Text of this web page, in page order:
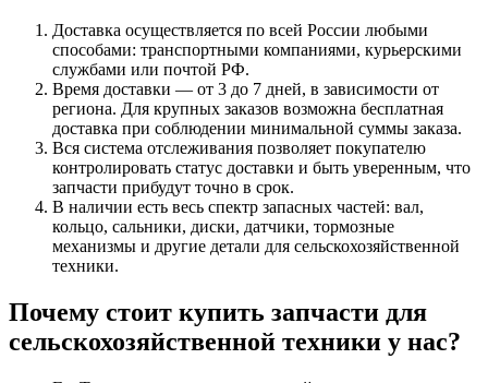
Доставка осуществляется по всей России любыми
способами: транспортными компаниями, курьерскими
службами или почтой РФ.
Время доставки — от 3 до 7 дней, в зависимости от
региона. Для крупных заказов возможна бесплатная
доставка при соблюдении минимальной суммы заказа.
Вся система отслеживания позволяет покупателю
контролировать статус доставки и быть уверенным, что
запчасти прибудут точно в срок.
В наличии есть весь спектр запасных частей: вал,
кольцо, сальники, диски, датчики, тормозные
механизмы и другие детали для сельскохозяйственной
техники.
Почему стоит купить запчасти для
сельскохозяйственной техники у нас?